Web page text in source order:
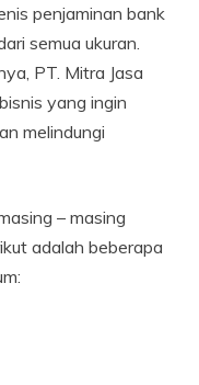
penjaminan bank
semua ukuran.
PT. Mitra Jasa
yang ingin
melindungi
– masing
adalah beberapa